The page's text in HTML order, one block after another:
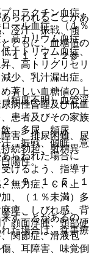
らわれることがあ
冷汗、振戦、傾
ともに、血糖値の
１１．１．２参
著しい血糖値の上
病性昏睡及び低血
患者及びその家族
、多尿、頻尿
、振戦、傾眠、意
らわれた場合に
けるよう、指導す
、９．１．５、１
すことがあるの
た場合は、食事療
ロラクチン血症、
ール血症、（１％
高カリウム血症、
ナトリウム血症、
、高トリグリセリ
少、乳汁漏出症。
頻度不明）血管浮
害、排尿困難、尿
続勃起、射精異
陽性。
無力症、ＣＫ上
、（１％未満）多
痺、しびれ感、背
顔面浮腫、頸部硬
関節症、滑液包
、耳障害、味覚倒